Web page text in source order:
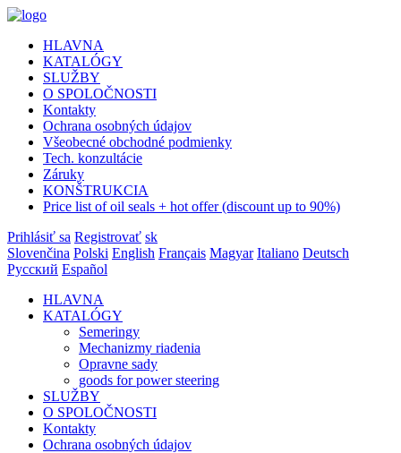
HLAVNA
KATALÓGY
SLUŽBY
O SPOLOČNOSTI
Kontakty
Ochrana osobných údajov
Všeobecné obchodné podmienky
Tech. konzultácie
Záruky
KONŠTRUKCIA
Price list of oil seals + hot offer (discount up to 90%)
Prihlásiť sa Registrovať sk
Slovenčina Polski English Français Magyar Italiano Deutsch
Русский Español
HLAVNA
KATALÓGY
Semeringy
Mechanizmy riadenia
Opravne sady
goods for power steering
SLUŽBY
O SPOLOČNOSTI
Kontakty
Ochrana osobných údajov